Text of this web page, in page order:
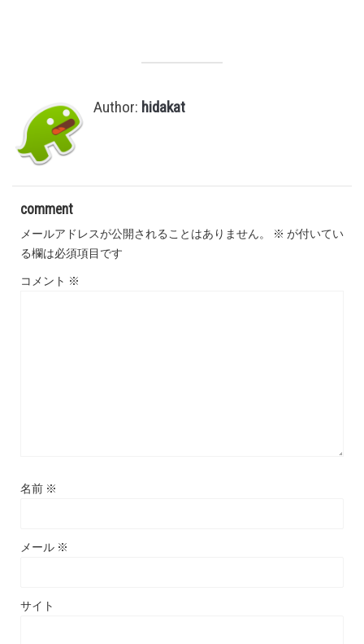
Author: hidakat
comment
メールアドレスが公開されることはありません。 ※ が付いてい
る欄は必須項目です
コメント ※
名前 ※
メール ※
サイト